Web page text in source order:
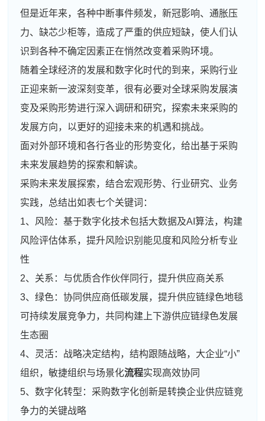
但是近年来，各种中断事件频发，新冠影响、通胀压
力、缺芯少柜等，造成了严重的供应短缺，使人们认
识到各种不确定因素正在悄然改变着采购环境。
随着全球经济的发展和数字化时代的到来，采购行业
正迎来新一波深刻变革，很有必要对全球采购发展演
变及采购形势进行深入调研和研究，探索未来采购的
发展方向，以更好的迎接未来的机遇和挑战。
面对外部环境和各行各业的形势变化，给出基于采购
未来发展趋势的探索和解读。
采购未来发展探索，结合宏观形势、行业研究、业务
实践，总结出如表七个关键词：
1、风险：基于数字化技术包括大数据及AI算法，构建
风险评估体系，提升风险识别能见度和风险分析专业
性
2、关系：与优质合作伙伴同行，提升供应商关系
3、绿色：协同供应商低碳发展，提升供应链绿色地毯
可持续发展竞争力，共同构建上下游供应链绿色发展
生态圈
4、灵活：战略决定结构，结构跟随战略，大企业“小”
组织，敏捷组织与场景化流程实现高效协同
5、数字化转型：采购数字化创新是转换企业供应链竞
争力的关键战略